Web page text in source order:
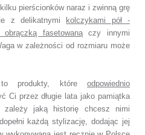
pierścionków naraz i zwinną grę
z delikatnymi
kolczykami pół -
obrączką fasetowanączy innymi
w zależności od rozmiaru może
to produkty, które odpowiednio
Ci przez długie lata jako pamiątka
zależy jaką historię chcesz nimi
każdą stylizację, dodając jej